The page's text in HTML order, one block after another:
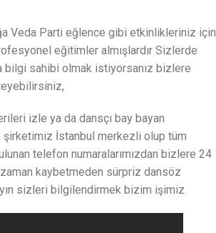
Veda Parti eğlence gibi etkinlikleriniz için
eğitimler almışlardır Sizlerde
bilgi sahibi olmak istiyorsanız bizlere
izle ya da dansçı bay bayan
şirketimiz İstanbul merkezli olup tüm
telefon numaralarımızdan bizlere 24
kaybetmeden sürpriz dansöz
sizleri bilgilendirmek bizim işimiz.